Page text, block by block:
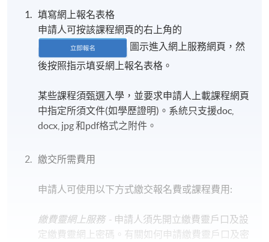
填寫網上報名表格
申請人可按該課程網頁的右上角的
圖示進入網上服務網頁，然
後按照指示填妥網上報名表格。
某些課程須甄選入學，並要求申請人上載課程網頁
中指定所須文件(如學歷證明)。系統只支援doc,
docx, jpg 和pdf格式之附件。
繳交所需費用
申請人可使用以下方式繳交報名費或課程費用:
繳費靈網上服務- 申請人須先開立繳費靈戶口及設
定繳費靈網上密碼。有關如何申請繳費靈戶口及密